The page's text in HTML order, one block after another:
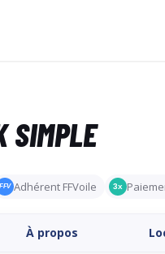
SIMPLE
FFV Adhérent FFVoile 3x
À propos